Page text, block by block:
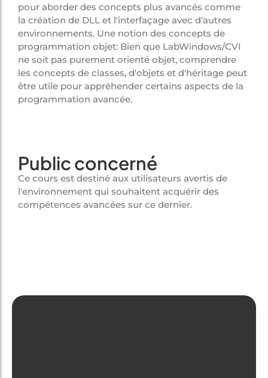
pour aborder des concepts plus avancés comme
la création de DLL et l'interfaçage avec d'autres
environnements. Une notion des concepts de
programmation objet: Bien que LabWindows/CVI
ne soit pas purement orienté objet, comprendre
les concepts de classes, d'objets et d'héritage peut
être utile pour appréhender certains aspects de la
programmation avancée.
Public concerné
Ce cours est destiné aux utilisateurs avertis de
l'environnement qui souhaitent acquérir des
compétences avancées sur ce dernier.